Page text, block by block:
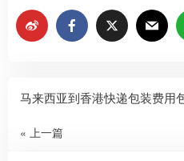
马来西亚到香港快递包装费用
« 上一篇